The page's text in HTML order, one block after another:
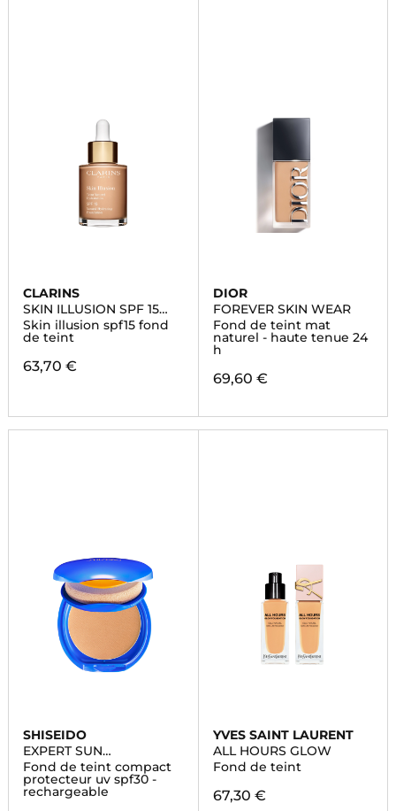
CLARINS
SKIN ILLUSION SPF 15
30ML
Skin illusion spf15 fond
de teint
63,70 €
DIOR
FOREVER SKIN WEAR
Fond de teint mat
naturel - haute tenue 24
h
69,60 €
SHISEIDO
EXPERT SUN
PROTECTOR
Fond de teint compact
protecteur uv spf30 -
rechargeable
YVES SAINT LAURENT
ALL HOURS GLOW
Fond de teint
67,30 €